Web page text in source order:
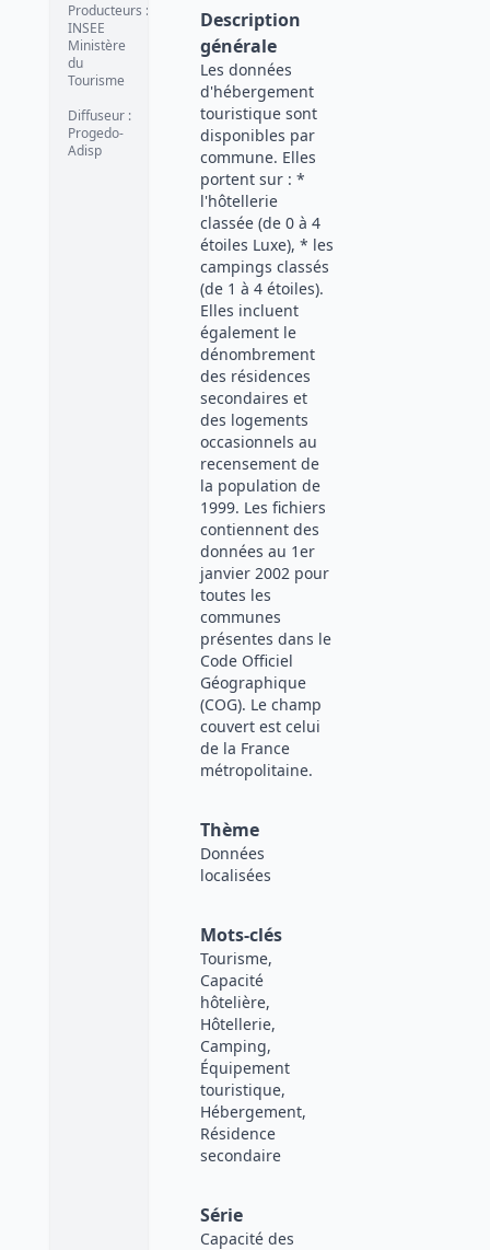
Producteurs :
INSEE
Ministère
du
Tourisme
Diffuseur :
Progedo-
Adisp
Description
générale
Les données
d'hébergement
touristique sont
disponibles par
commune. Elles
portent sur : *
l'hôtellerie
classée (de 0 à 4
étoiles Luxe), * les
campings classés
(de 1 à 4 étoiles).
Elles incluent
également le
dénombrement
des résidences
secondaires et
des logements
occasionnels au
recensement de
la population de
1999. Les fichiers
contiennent des
données au 1er
janvier 2002 pour
toutes les
communes
présentes dans le
Code Officiel
Géographique
(COG). Le champ
couvert est celui
de la France
métropolitaine.
Thème
Données
localisées
Mots-clés
Tourisme,
Capacité
hôtelière,
Hôtellerie,
Camping,
Équipement
touristique,
Hébergement,
Résidence
secondaire
Série
Capacité des